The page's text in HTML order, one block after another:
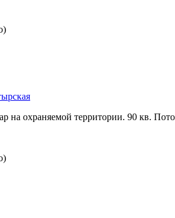
на охраняемой территории. 90 кв.